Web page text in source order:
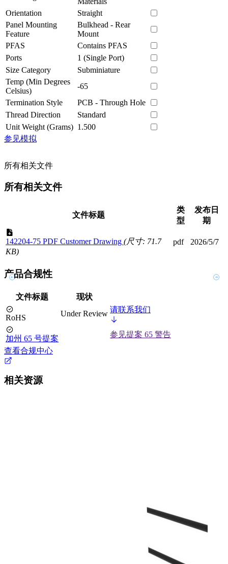
Orientation
Straight
Panel Mounting
Feature
Bulkhead - Rear
Mount
PFAS
Contains PFAS
Ports
1 (Single Port)
Size Category
Subminiature
Temp (Min Degrees
Celsius)
-65
Termination Style
PCB - Through Hole
Thread Direction
Standard
Unit Weight (Grams) 1.500
参见模拟
所有相关文件
所有相关文件
文件标题
类
型
发布日
期
142204-75 PDF Customer Drawing (尺寸: 71.7
KB)
pdf 2026/5/7
产品合规性
文件标题 现状
RoHS Under Review 请联系我们
加州 65 号提案
参见提案 65 警告
查看合规中心
相关资源